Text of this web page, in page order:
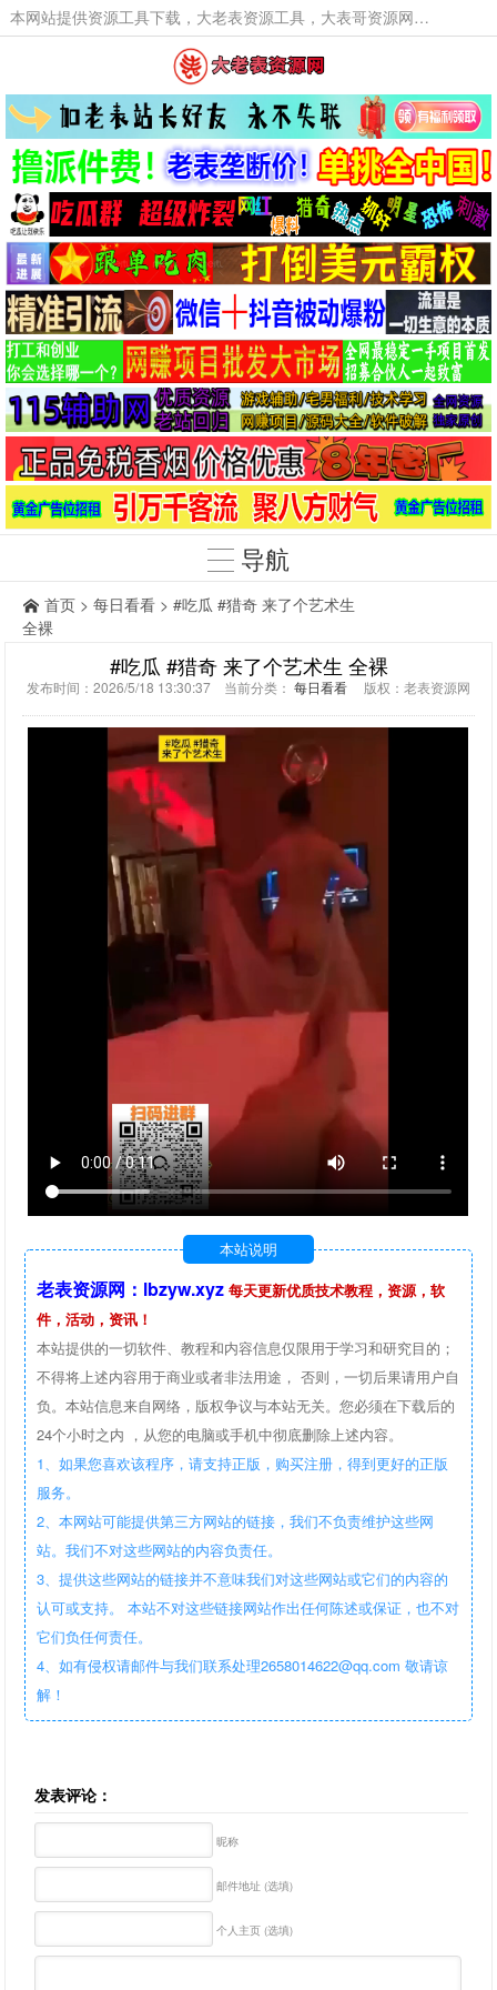
本网站提供资源工具下载，大老表资源工具，大表哥资源网软件工具，大老表资源下载，活动线报福利资源分享,活动线报，大型网游经典游戏，网络热门技术游戏辅助交流与分享。
导航
首页 > 每日看看 > #吃瓜 #猎奇 来了个艺术生
全裸
#吃瓜 #猎奇 来了个艺术生 全裸
发布时间：2026/5/18 13:30:37 当前分类： 每日看看 版权：老表资源网
本站说明
老表资源网：lbzyw.xyz 每天更新优质技术教程，资源，软
件，活动，资讯！
本站提供的一切软件、教程和内容信息仅限用于学习和研究目的；
不得将上述内容用于商业或者非法用途， 否则，一切后果请用户自
负。本站信息来自网络，版权争议与本站无关。您必须在下载后的
24个小时之内 ，从您的电脑或手机中彻底删除上述内容。
1、如果您喜欢该程序，请支持正版，购买注册，得到更好的正版
服务。
2、本网站可能提供第三方网站的链接，我们不负责维护这些网
站。我们不对这些网站的内容负责任。
3、提供这些网站的链接并不意味我们对这些网站或它们的内容的
认可或支持。 本站不对这些链接网站作出任何陈述或保证，也不对
它们负任何责任。
4、如有侵权请邮件与我们联系处理2658014622@qq.com 敬请谅
解！
发表评论：
昵称
邮件地址 (选填)
个人主页 (选填)